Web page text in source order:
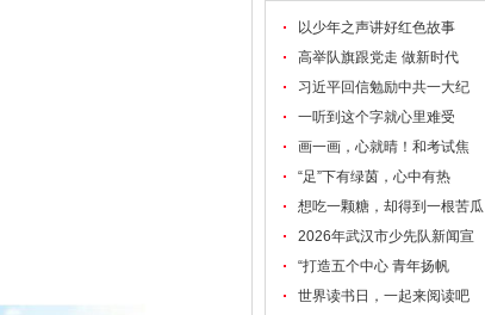
以少年之声讲好红色故事
高举队旗跟党走 做新时代
习近平回信勉励中共一大纪
一听到这个字就心里难受
画一画，心就晴！和考试焦
“足”下有绿茵，心中有热
想吃一颗糖，却得到一根苦瓜
2026年武汉市少先队新闻宣
“打造五个中心 青年扬帆
世界读书日，一起来阅读吧